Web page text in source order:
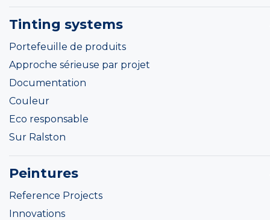
Tinting systems
Portefeuille de produits
Approche sérieuse par projet
Documentation
Couleur
Eco responsable
Sur Ralston
Peintures
Reference Projects
Innovations